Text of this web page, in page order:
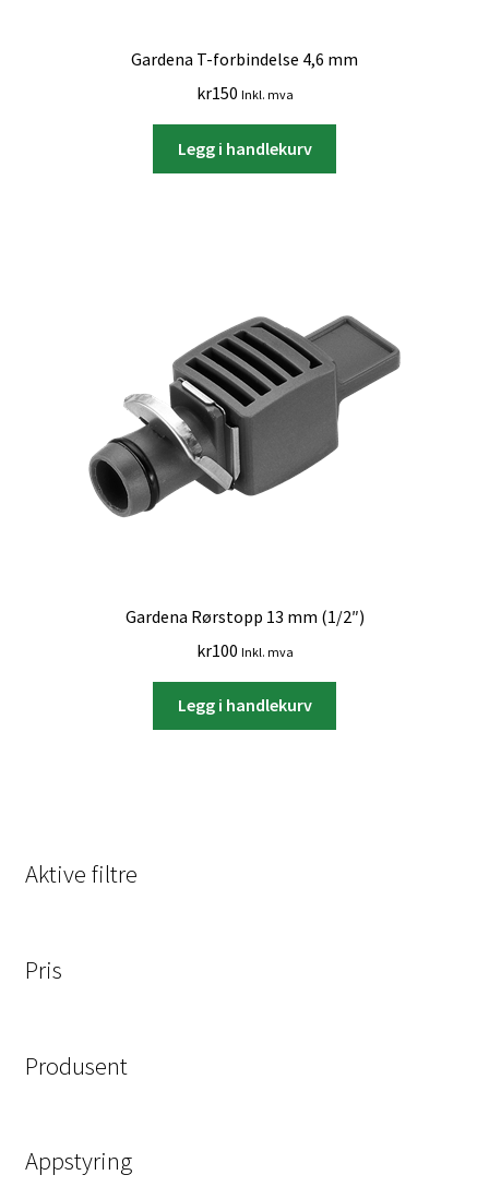
Gardena T-forbindelse 4,6 mm
kr150 Inkl. mva
Legg i handlekurv
Gardena Rørstopp 13 mm (1/2″)
kr100 Inkl. mva
Legg i handlekurv
Aktive filtre
Pris
Produsent
Appstyring